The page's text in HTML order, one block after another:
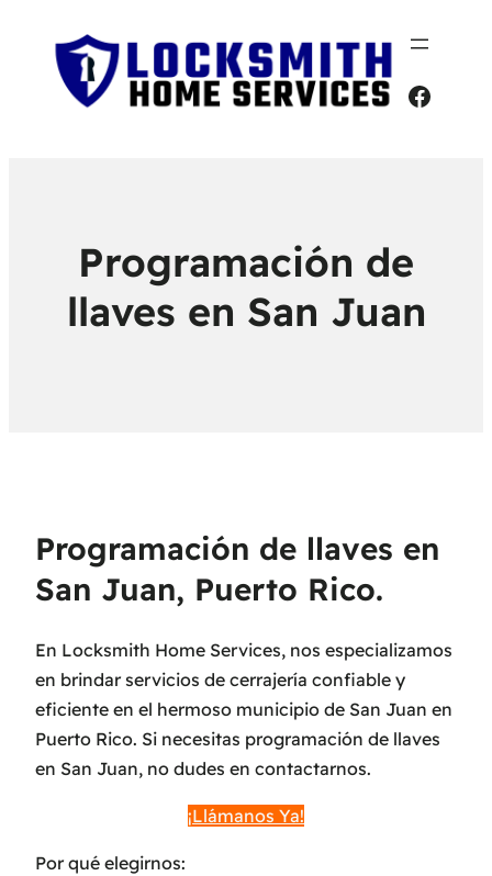
Programación de
llaves en San Juan
Programación de llaves en
San Juan, Puerto Rico.
En Locksmith Home Services, nos especializamos
en brindar servicios de cerrajería confiable y
eficiente en el hermoso municipio de San Juan en
Puerto Rico. Si necesitas programación de llaves
en San Juan, no dudes en contactarnos.
¡Llámanos Ya!
Por qué elegirnos: